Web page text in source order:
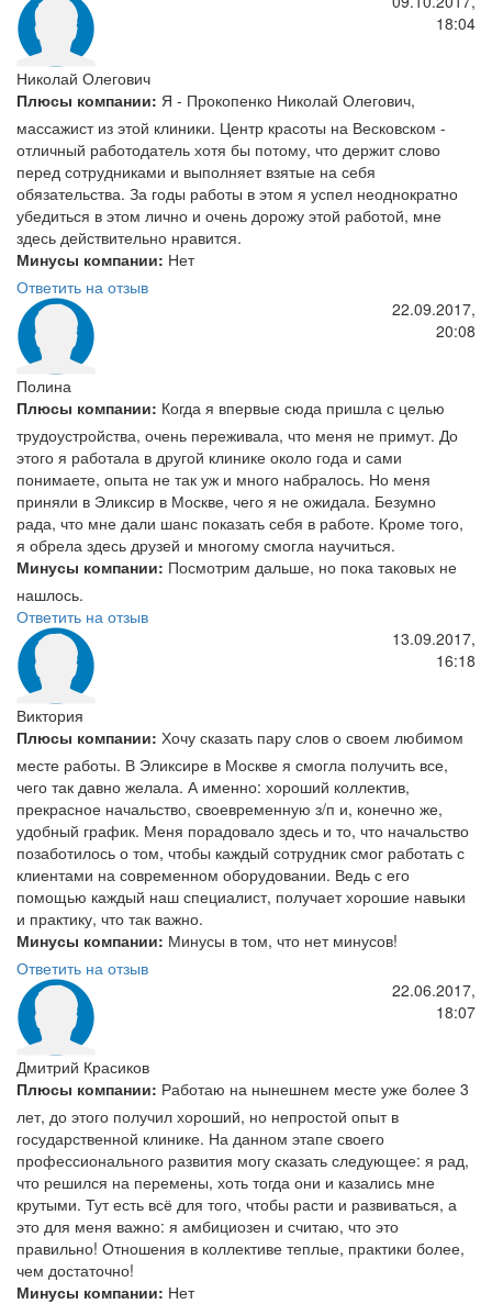
Николай Олегович
18:04
Плюсы компании: Я - Прокопенко Николай Олегович,
массажист из этой клиники. Центр красоты на Весковском -
отличный работодатель хотя бы потому, что держит слово
перед сотрудниками и выполняет взятые на себя
обязательства. За годы работы в этом я успел неоднократно
убедиться в этом лично и очень дорожу этой работой, мне
здесь действительно нравится.
Минусы компании: Нет
Ответить на отзыв
Полина
22.09.2017,
20:08
Плюсы компании: Когда я впервые сюда пришла с целью
трудоустройства, очень переживала, что меня не примут. До
этого я работала в другой клинике около года и сами
понимаете, опыта не так уж и много набралось. Но меня
приняли в Эликсир в Москве, чего я не ожидала. Безумно
рада, что мне дали шанс показать себя в работе. Кроме того,
я обрела здесь друзей и многому смогла научиться.
Минусы компании: Посмотрим дальше, но пока таковых не
нашлось.
Ответить на отзыв
Виктория
13.09.2017,
16:18
Плюсы компании: Хочу сказать пару слов о своем любимом
месте работы. В Эликсире в Москве я смогла получить все,
чего так давно желала. А именно: хороший коллектив,
прекрасное начальство, своевременную з/п и, конечно же,
удобный график. Меня порадовало здесь и то, что начальство
позаботилось о том, чтобы каждый сотрудник смог работать с
клиентами на современном оборудовании. Ведь с его
помощью каждый наш специалист, получает хорошие навыки
и практику, что так важно.
Минусы компании: Минусы в том, что нет минусов!
Ответить на отзыв
Дмитрий Красиков
22.06.2017,
18:07
Плюсы компании: Работаю на нынешнем месте уже более 3
лет, до этого получил хороший, но непростой опыт в
государственной клинике. На данном этапе своего
профессионального развития могу сказать следующее: я рад,
что решился на перемены, хоть тогда они и казались мне
крутыми. Тут есть всё для того, чтобы расти и развиваться, а
это для меня важно: я амбициозен и считаю, что это
правильно! Отношения в коллективе теплые, практики более,
чем достаточно!
Минусы компании: Нет